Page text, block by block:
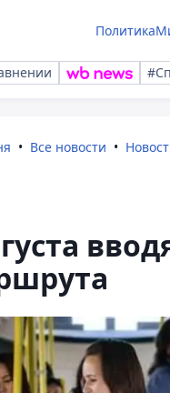
Политика
Все новости